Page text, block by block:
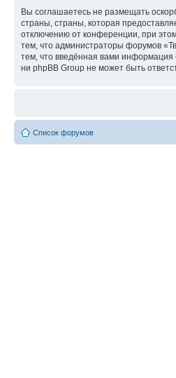
Вы соглашаетесь не размещать
страны, страны, которая
отключению от конференции, при
тем, что администраторы форумов
тем, что введённая вами информация
ни phpBB Group не может быть
Список форумов